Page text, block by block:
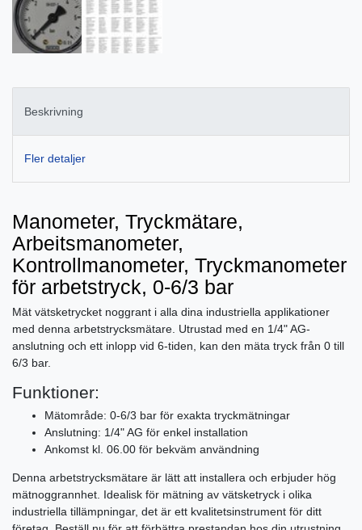
Beskrivning
Fler detaljer
Manometer, Tryckmätare,
Arbeitsmanometer,
Kontrollmanometer, Tryckmanometer
för arbetstryck, 0-6/3 bar
Mät vätsketrycket noggrant i alla dina industriella applikationer
med denna arbetstrycksmätare. Utrustad med en 1/4" AG-
anslutning och ett inlopp vid 6-tiden, kan den mäta tryck från 0 till
6/3 bar.
Funktioner:
Mätområde: 0-6/3 bar för exakta tryckmätningar
Anslutning: 1/4" AG för enkel installation
Ankomst kl. 06.00 för bekväm användning
Denna arbetstrycksmätare är lätt att installera och erbjuder hög
mätnoggrannhet. Idealisk för mätning av vätsketryck i olika
industriella tillämpningar, det är ett kvalitetsinstrument för ditt